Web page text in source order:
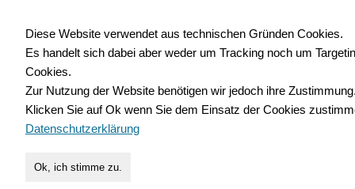
für Handwerk,
Diese Website verwendet aus technischen Gründen Cookies.
Es handelt sich dabei aber weder um Tracking noch um
Cookies.
Zur Nutzung der Website benötigen wir jedoch ihre
Klicken Sie auf Ok wenn Sie dem Einsatz der Cookies
Datenschutzerklärung
Ok, ich stimme zu.